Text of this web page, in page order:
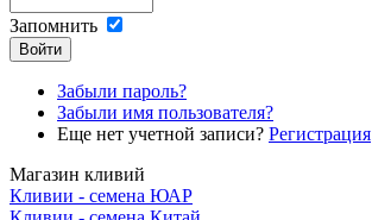
Запомнить
Забыли пароль?
Забыли имя пользователя?
Еще нет учетной записи? Регистрация
Магазин кливий
Кливии - семена ЮАР